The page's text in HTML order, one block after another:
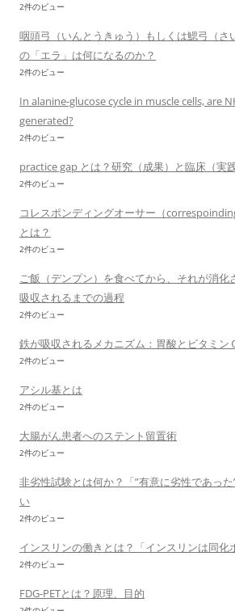
2件のビュー
咽頭弓（いんとうきゅう）もしくは鰓弓（さ
の「エラ」は何になるのか？
2件のビュー
In alanine-glucose cycle in muscle cells, are
generated?
2件のビュー
practice gap とは？研究（成果）と臨床（実
2件のビュー
コレスポンディングオーサー（
とは？
2件のビュー
ご飯（デンプン）を食べてから、それが消化
吸収されるまでの過程
2件のビュー
鉄が吸収されるメカニズム：胃酸とビタミン
2件のビュー
アシル基とは
2件のビュー
大腸がん患者へのステント留置術
2件のビュー
非劣性試験とは何か？「”有意に劣性であっ
い
2件のビュー
インスリンの働きとは？「インスリンは同化
2件のビュー
FDG-PETとは？原理、目的